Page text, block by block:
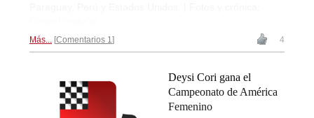
Más... Comentarios 1 4
Deysi Cori gana el
Campeonato de América
Femenino